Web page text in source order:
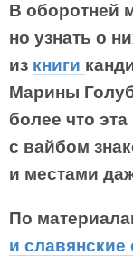
В оборотней
но узнать о
из книги
Марины
более что
с вайбом
и местами
По
и славянские